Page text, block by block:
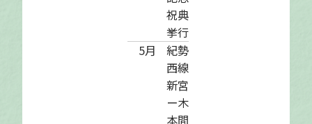
祝典
挙行
5月
紀勢
西線
新宮
ー木
本間